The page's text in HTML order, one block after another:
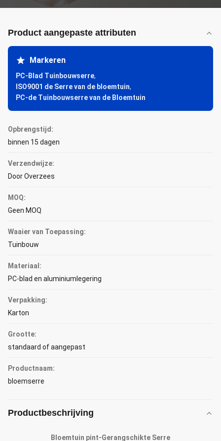
Product aangepaste attributen
Markeren
PC-Blad Tuinbouwserre,
ISO9001 de Serre van de bloemtuin,
PC-de Tuinbouwserre van de Bloemtuin
Opbrengstijd:
binnen 15 dagen
Verzendwijze:
Door Overzees
MOQ:
Geen MOQ
Waaier van Toepassing:
Tuinbouw
Materiaal:
PC-blad en aluminiumlegering
Verpakking:
Karton
Grootte:
standaard of aangepast
Productnaam:
bloemserre
Productbeschrijving
Bloemtuin pint-Gerangschikte Serre